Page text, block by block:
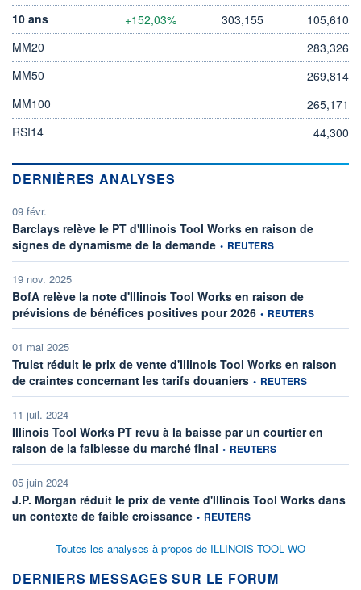
10 ans
+152,03% 303,155
105,610
MM20
283,326
MM50
269,814
MM100
265,171
RSI14
44,300
DERNIÈRES ANALYSES
09 févr.
Barclays relève le PT d'Illinois Tool Works en raison de
signes de dynamisme de la demande information fournie par
• REUTERS
19 nov. 2025
BofA relève la note d'Illinois Tool Works en raison de
prévisions de bénéfices positives pour 2026 information fournie par
• REUTERS
01 mai 2025
Truist réduit le prix de vente d'Illinois Tool Works en raison
de craintes concernant les tarifs douaniers information fournie par
• REUTERS
11 juil. 2024
Illinois Tool Works PT revu à la baisse par un courtier en
raison de la faiblesse du marché final information fournie par
• REUTERS
05 juin 2024
J.P. Morgan réduit le prix de vente d'Illinois Tool Works dans
un contexte de faible croissance information fournie par
• REUTERS
Toutes les analyses à propos de ILLINOIS TOOL WO
DERNIERS MESSAGES SUR LE FORUM